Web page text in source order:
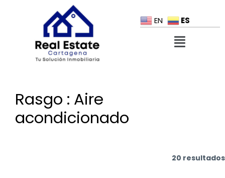
EN ES
Rasgo : Aire
acondicionado
20 resultados